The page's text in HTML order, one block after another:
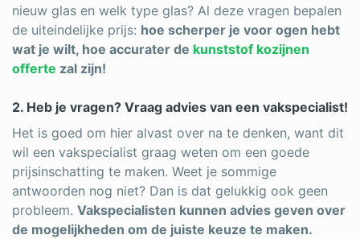
nieuw glas en welk type glas? Al deze vragen bepalen
de uiteindelijke prijs: hoe scherper je voor ogen hebt
wat je wilt, hoe accurater de kunststof kozijnen
offerte zal zijn!
2. Heb je vragen? Vraag advies van een vakspecialist!
Het is goed om hier alvast over na te denken, want dit
wil een vakspecialist graag weten om een goede
prijsinschatting te maken. Weet je sommige
antwoorden nog niet? Dan is dat gelukkig ook geen
probleem. Vakspecialisten kunnen advies geven over
de mogelijkheden om de juiste keuze te maken.